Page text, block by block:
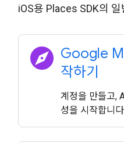
iOS용 Places SDK의
explore Google
작하기
계정을 만들고,
성을 시작합니